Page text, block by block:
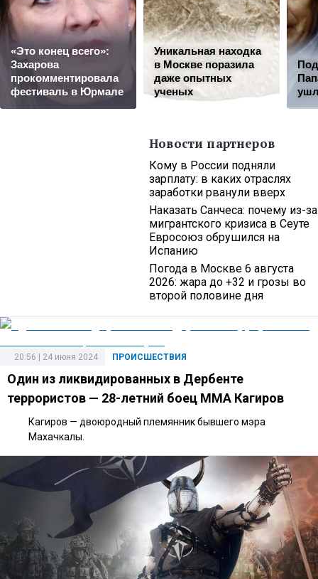
«Это конец всего»:
Захарова
прокомментировала
фестиваль в Юрмале
Уникальная находка
в Москве поразила
даже опытных
ученых
Новости партнеров
Кому в России подняли
зарплату: в каких отраслях
заработки рванули вверх
Наказать Санчеса: почему из-за
мигрантского кризиса в Сеуте
Евросоюз обрушился на
Испанию
Погода в Москве 6 августа
2026: жара до +32 и грозы во
второй половине дня
ПРОИСШЕСТВИЯ
20:56 | 24 июня 2024
Один из ликвидированных в Дербенте
террористов — 28-летний боец ММА Кагиров
Кагиров — двоюродный племянник бывшего мэра
Махачкалы.